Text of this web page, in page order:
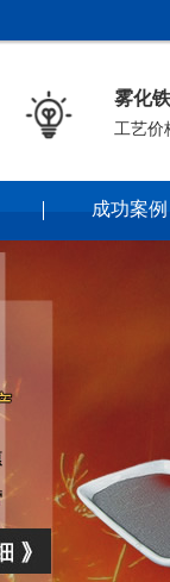
雾化
工艺价
成功案例